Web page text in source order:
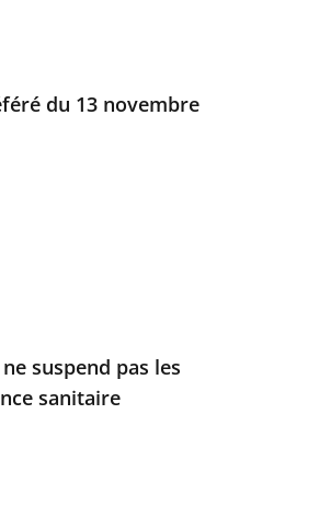
du 13 novembre
suspend pas les
sanitaire